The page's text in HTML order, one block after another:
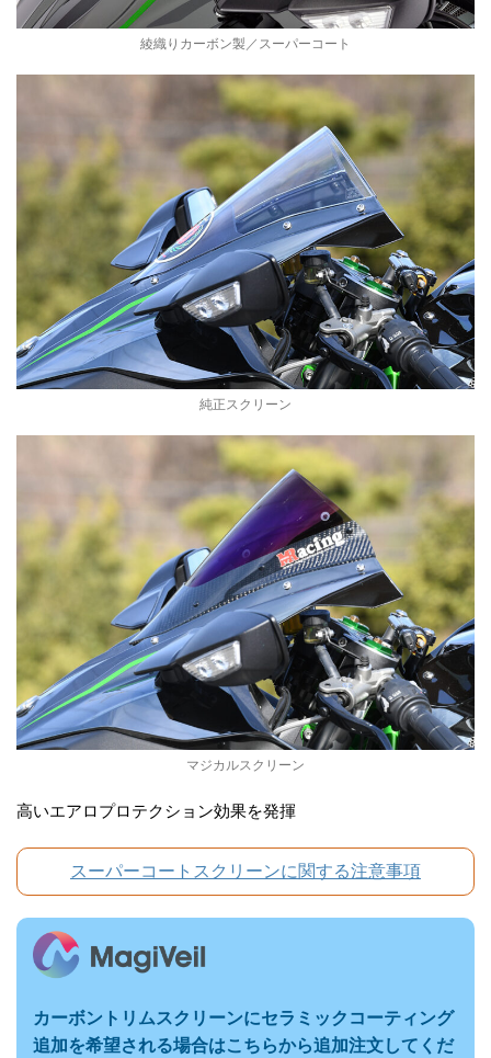
e
B
o
d
y
w
o
r
k
綾織りカーボン製／スーパーコート
純正スクリーン
マジカルスクリーン
高いエアロプロテクション効果を発揮
スーパーコートスクリーンに関する注意事項
カーボントリムスクリーンにセラミックコーティング
追加を希望される場合はこちらから追加注文してくだ